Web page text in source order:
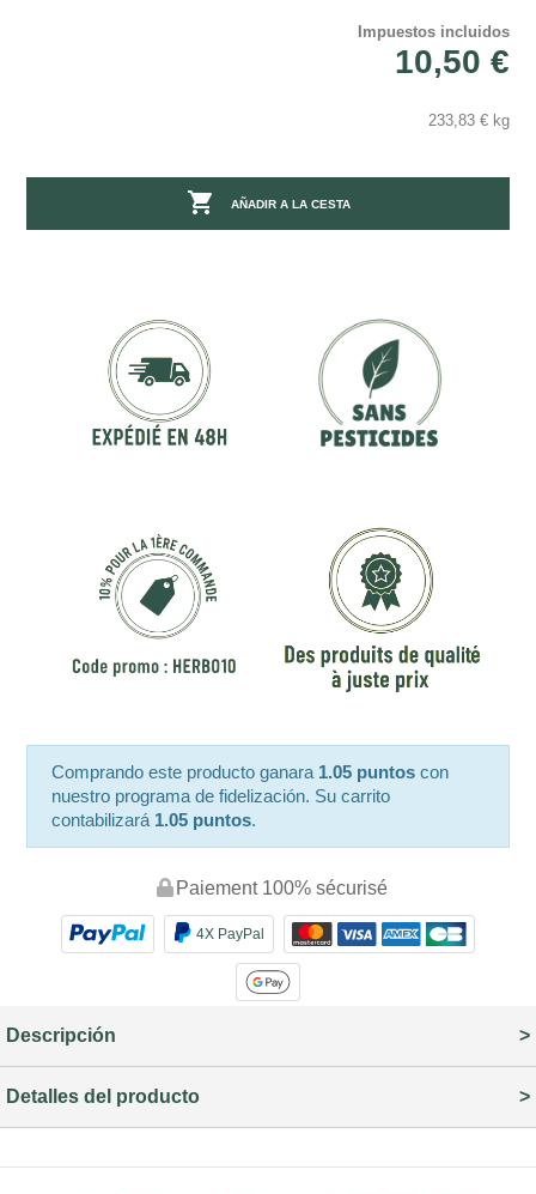
Impuestos incluidos
10,50 €
233,83 € kg
 AÑADIR A LA CESTA
Comprando este producto ganara 1.05 puntos con
nuestro programa de fidelización. Su carrito
contabilizará 1.05 puntos.
Paiement 100% sécurisé
4X PayPal
Descripción
Detalles del producto